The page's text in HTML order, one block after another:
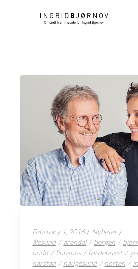
February 1, 2016
Nyheter
ålesund
arendal bergen
bodø
finnsnes førdehuset
harstad
haugesund horten